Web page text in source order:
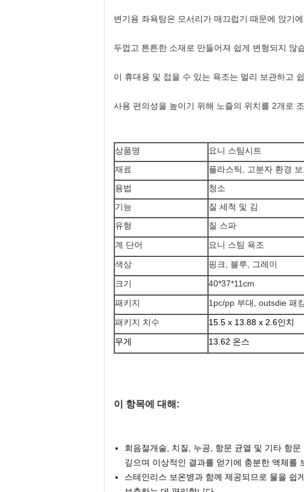
변기용 좌욕탕은 모서리가 매끄럽기 때문에 앉기
두껍고 튼튼한 소재로 만들어져 쉽게 변형되지 않
이 휴대용 및 접을 수 있는 욕조는 멀리 보관하고
사용 편의성을 높이기 위해 노즐의 위치를 ​​2개로
상품명
요니 스팀시트
재료
플라스틱, 고분자 환경
용법
청소
기능
질 세척 및 김
유형
질 스파
계 단어
요니 스팀 욕조
색상
핑크, 블루, 그레이
크기
40*37*11cm
패키지
1pc/pp 부대, outsdie 패
패키지 치수
15.5 x 13.88 x 2.6인치
무게
13.62 온스
이 항목에 대해:
회음절개술, 치질, 누공, 항문 균열 및 기타 항
깊으며 이상적인 결과를 얻기에 충분한 액체를
스테인리스 보온병과 함께 제공되므로 물을 쉽